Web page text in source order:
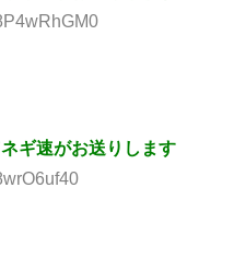
ギ速がお送りします